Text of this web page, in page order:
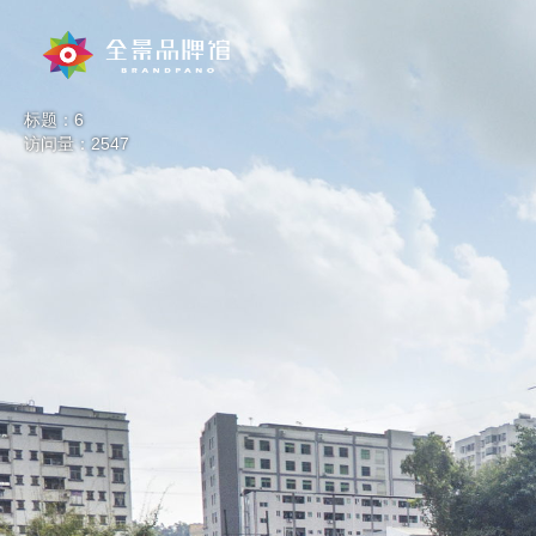
标题：6
访问量：2547